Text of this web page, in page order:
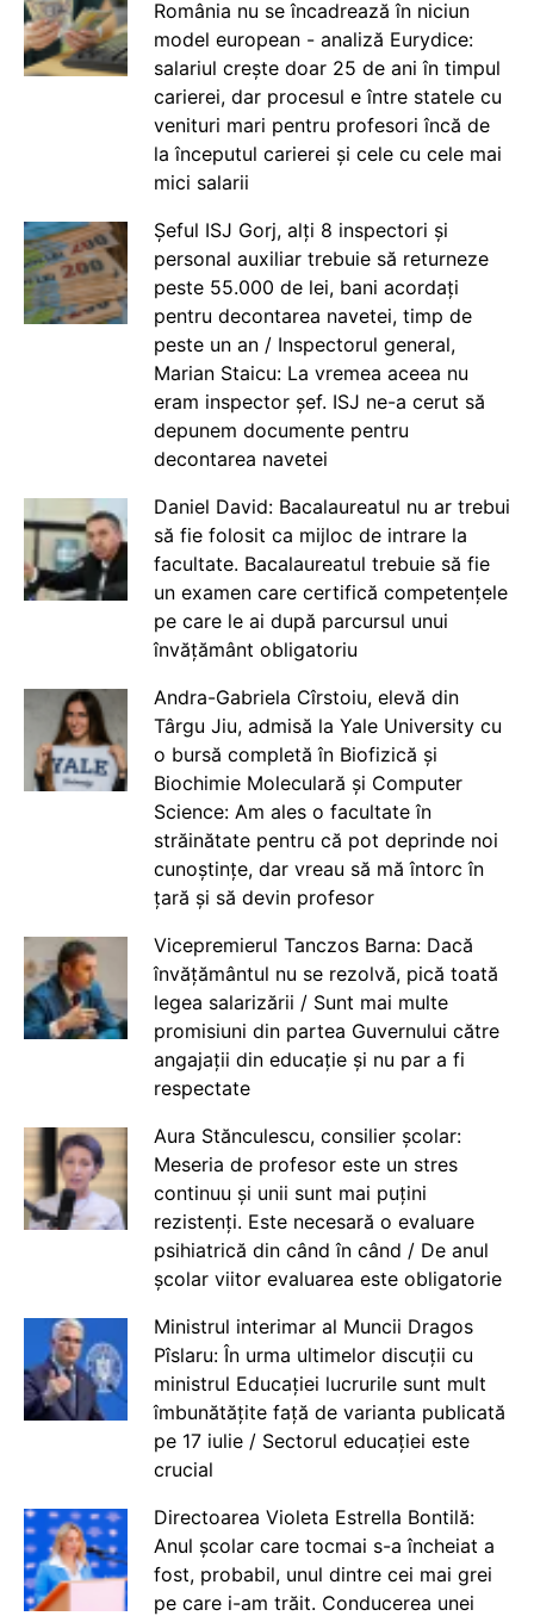
România nu se încadrează în niciun
model european - analiză Eurydice:
salariul crește doar 25 de ani în timpul
carierei, dar procesul e între statele cu
venituri mari pentru profesori încă de
la începutul carierei și cele cu cele mai
mici salarii
Șeful ISJ Gorj, alți 8 inspectori și
personal auxiliar trebuie să returneze
peste 55.000 de lei, bani acordați
pentru decontarea navetei, timp de
peste un an / Inspectorul general,
Marian Staicu: La vremea aceea nu
eram inspector șef. ISJ ne-a cerut să
depunem documente pentru
decontarea navetei
Daniel David: Bacalaureatul nu ar trebui
să fie folosit ca mijloc de intrare la
facultate. Bacalaureatul trebuie să fie
un examen care certifică competențele
pe care le ai după parcursul unui
învățământ obligatoriu
Andra-Gabriela Cîrstoiu, elevă din
Târgu Jiu, admisă la Yale University cu
o bursă completă în Biofizică și
Biochimie Moleculară și Computer
Science: Am ales o facultate în
străinătate pentru că pot deprinde noi
cunoștințe, dar vreau să mă întorc în
țară și să devin profesor
Vicepremierul Tanczos Barna: Dacă
învățământul nu se rezolvă, pică toată
legea salarizării / Sunt mai multe
promisiuni din partea Guvernului către
angajații din educație și nu par a fi
respectate
Aura Stănculescu, consilier școlar:
Meseria de profesor este un stres
continuu și unii sunt mai puțini
rezistenți. Este necesară o evaluare
psihiatrică din când în când / De anul
școlar viitor evaluarea este obligatorie
Ministrul interimar al Muncii Dragos
Pîslaru: În urma ultimelor discuții cu
ministrul Educației lucrurile sunt mult
îmbunătățite față de varianta publicată
pe 17 iulie / Sectorul educației este
crucial
Directoarea Violeta Estrella Bontilă:
Anul școlar care tocmai s-a încheiat a
fost, probabil, unul dintre cei mai grei
pe care i-am trăit. Conducerea unei